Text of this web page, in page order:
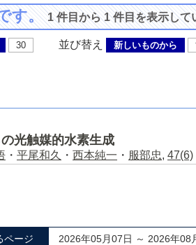
す。1 件目から 1 件目を表示して
30 並び替え 新しいものから
光触媒的水素生成
・ 平尾和久 ・ 西本純一 ・ 服部忠, 47(6)
ページ 2026年05月07日 ～ 2026年08